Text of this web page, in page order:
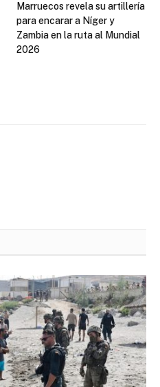
Marruecos revela su artillería
para encarar a Níger y
Zambia en la ruta al Mundial
2026